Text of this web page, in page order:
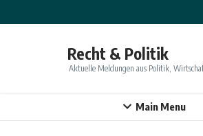
Recht & Politik
Aktuelle Meldungen aus Politik,
Main Menu